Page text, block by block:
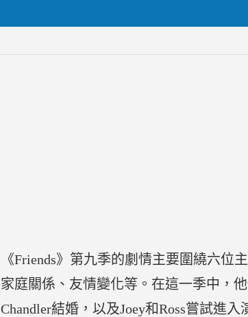
《Friends》第九季的劇情主要圍繞六位
家庭關係、友情變化等。在這一季中，
Chandler結婚，以及Joey和Ross嘗試進